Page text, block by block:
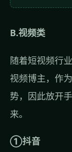
B.视频类
随着短视频行
视频博主，作
势，因此放开
来。
①抖音